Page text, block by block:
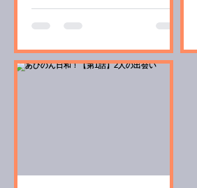
律儀に耳を傾けるあひるとの
のん。ただし2人の顔は手元の
「マスター今度は何ですか